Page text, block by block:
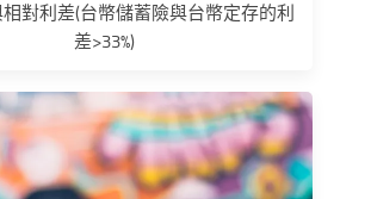
對利差(台幣儲蓄險與台幣定存的利
差>33%)